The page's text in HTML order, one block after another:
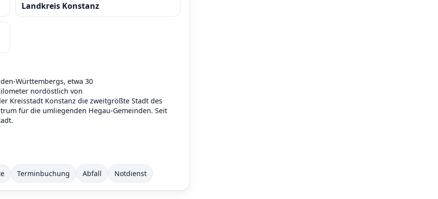
Landkreis Konstanz
Württembergs, etwa 30
nordöstlich von
Kreisstadt Konstanz die zweitgrößte Stadt des
für die umliegenden Hegau-Gemeinden. Seit
Terminbuchung Abfall Notdienst